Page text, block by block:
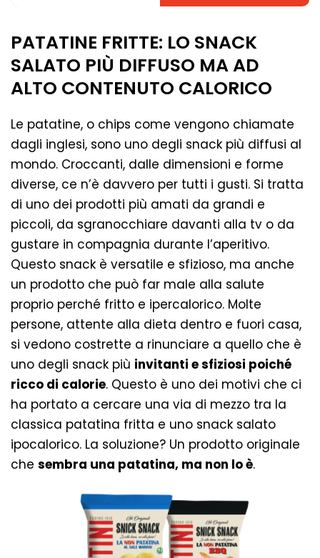
PATATINE FRITTE: LO SNACK
SALATO PIÙ DIFFUSO MA AD
ALTO CONTENUTO CALORICO
Le patatine, o chips come vengono chiamate
dagli inglesi, sono uno degli snack più diffusi al
mondo. Croccanti, dalle dimensioni e forme
diverse, ce n’è davvero per tutti i gusti. Si tratta
di uno dei prodotti più amati da grandi e
piccoli, da sgranocchiare davanti alla tv o da
gustare in compagnia durante l’aperitivo.
Questo snack è versatile e sfizioso, ma anche
un prodotto che può far male alla salute
proprio perché fritto e ipercalorico. Molte
persone, attente alla dieta dentro e fuori casa,
si vedono costrette a rinunciare a quello che è
uno degli snack più invitanti e sfiziosi poiché
ricco di calorie. Questo è uno dei motivi che ci
ha portato a cercare una via di mezzo tra la
classica patatina fritta e uno snack salato
ipocalorico. La soluzione? Un prodotto originale
che sembra una patatina, ma non lo è.